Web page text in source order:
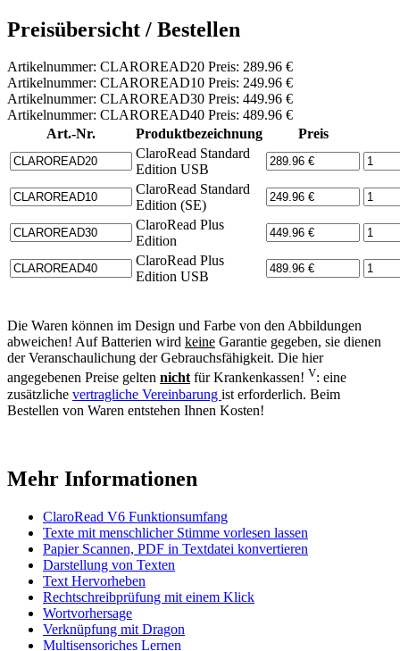
Preisübersicht / Bestellen
Artikelnummer: CLAROREAD20 Preis: 289.96 €
Artikelnummer: CLAROREAD10 Preis: 249.96 €
Artikelnummer: CLAROREAD30 Preis: 449.96 €
Artikelnummer: CLAROREAD40 Preis: 489.96 €
Art.-Nr.
Produktbezeichnung
Preis
ClaroRead Standard
Edition USB
ClaroRead Standard
Edition (SE)
ClaroRead Plus
Edition
ClaroRead Plus
Edition USB
Die Waren können im Design und Farbe von den Abbildungen
abweichen! Auf Batterien wird keine Garantie gegeben, sie dienen
der Veranschaulichung der Gebrauchsfähigkeit. Die hier
angegebenen Preise gelten nichtfür Krankenkassen! V: eine
zusätzliche vertragliche Vereinbarung ist erforderlich. Beim
Bestellen von Waren entstehen Ihnen Kosten!
Mehr Informationen
ClaroRead V6 Funktionsumfang
Texte mit menschlicher Stimme vorlesen lassen
Papier Scannen, PDF in Textdatei konvertieren
Darstellung von Texten
Text Hervorheben
Rechtschreibprüfung mit einem Klick
Wortvorhersage
Verknüpfung mit Dragon
Multisensoriches Lernen